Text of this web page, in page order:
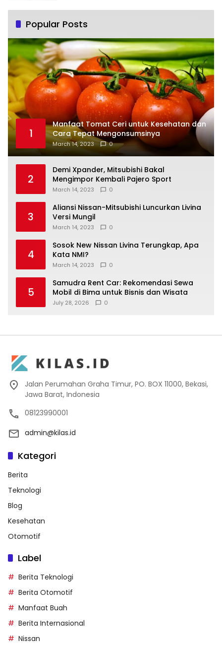
Popular Posts
1
Manfaat Tomat Ceri untuk Kesehatan dan
Cara Tepat Mengonsumsinya
March 14, 2023 0
2
Demi Xpander, Mitsubishi Bakal
Mengimpor Kembali Pajero Sport
March 14, 2023 0
3
Aliansi Nissan-Mitsubishi Luncurkan Livina
Versi Mungil
March 14, 2023 0
4
Sosok New Nissan Livina Terungkap, Apa
Kata NMI?
March 14, 2023 0
5
Samudra Rent Car: Rekomendasi Sewa
Mobil di Bima untuk Bisnis dan Wisata
July 28, 2026 0
Jalan Perumahan Graha Timur, PO. BOX 11000, Bekasi,
Jawa Barat, Indonesia
08123990001
admin@kilas.id
Kategori
Berita
Teknologi
Blog
Kesehatan
Otomotif
Label
Berita Teknologi
Berita Otomotif
Manfaat Buah
Berita Internasional
Nissan